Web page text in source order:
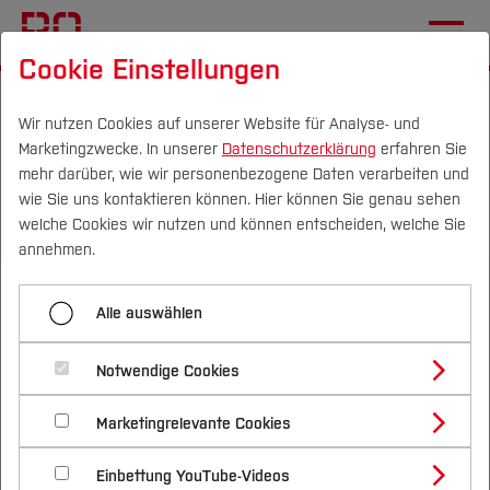
Campus Personen DE|EN Quicklinks
Studium
Studienangebote
Bachelorstudiengänge
Masterstudiengänge
Vor dem Studium
Bewerben & Einschreiben
Bewerbungsportal
Im Studium
Studienbüros und Prüfungen
Nach dem Studium
Forschung & Transfer
Profil
Forschungs- und Transferprofil
Schwerpunkte (FuT)
Beratung & Förderung
Nachhaltigkeit
Nachhaltigkeit studieren
International
2.3 Topologie
Aufgaben
Menü aufklappen
Aufgaben
2.3 Aufgaben
Aufgabe 1:
Leiten Sie aus dem bereitsgestellten Paket
de.hsbo.fbv.bmg.graphseine Kindklasse für
Cookie Einstellungen
Wir nutzen Cookies auf unserer Website für Analyse- und
Marketingzwecke. In unserer Datenschutzerklärung erfahren Sie
mehr darüber, wie wir personenbezogene Daten verarbeiten und
wie Sie uns kontaktieren können. Hier können Sie genau sehen
welche Cookies wir nutzen und können entscheiden, welche Sie
annehmen.
Alle auswählen
Notwendige Cookies
Marketingrelevante Cookies
Einbettung YouTube-Videos